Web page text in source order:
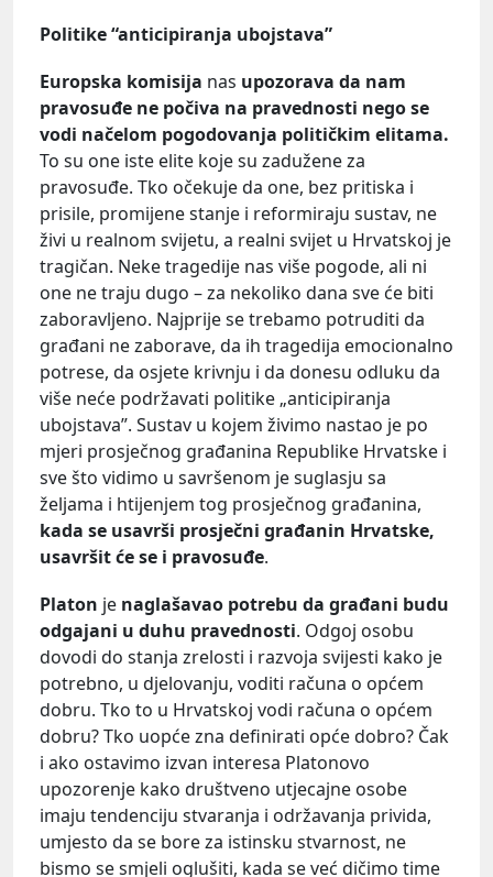
Politike “anticipiranja ubojstava”
Europska komisija nas upozorava da nam
pravosuđe ne počiva na pravednosti nego se
vodi načelom pogodovanja političkim elitama.
To su one iste elite koje su zadužene za
pravosuđe. Tko očekuje da one, bez pritiska i
prisile, promijene stanje i reformiraju sustav, ne
živi u realnom svijetu, a realni svijet u Hrvatskoj je
tragičan. Neke tragedije nas više pogode, ali ni
one ne traju dugo – za nekoliko dana sve će biti
zaboravljeno. Najprije se trebamo potruditi da
građani ne zaborave, da ih tragedija emocionalno
potrese, da osjete krivnju i da donesu odluku da
više neće podržavati politike „anticipiranja
ubojstava”. Sustav u kojem živimo nastao je po
mjeri prosječnog građanina Republike Hrvatske i
sve što vidimo u savršenom je suglasju sa
željama i htijenjem tog prosječnog građanina,
kada se usavrši prosječni građanin Hrvatske,
usavršit će se i pravosuđe.
Platon je naglašavao potrebu da građani budu
odgajani u duhu pravednosti. Odgoj osobu
dovodi do stanja zrelosti i razvoja svijesti kako je
potrebno, u djelovanju, voditi računa o općem
dobru. Tko to u Hrvatskoj vodi računa o općem
dobru? Tko uopće zna definirati opće dobro? Čak
i ako ostavimo izvan interesa Platonovo
upozorenje kako društveno utjecajne osobe
imaju tendenciju stvaranja i održavanja privida,
umjesto da se bore za istinsku stvarnost, ne
bismo se smjeli oglušiti, kada se već dičimo time